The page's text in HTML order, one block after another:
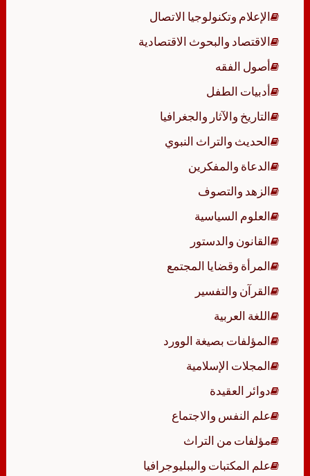
الإعلام وتكنولوجيا الاتصال
الاقتصاد والبحوث الاقتصادية
أصول الفقه
أدبيات الطفل
التاريخ والآثار والجغرافيا
الحديث والتراث النبوي
الدعاة والمفكرين
الزهد والتصوف
العلوم السياسية
القانون والدستور
المرأة وقضايا المجتمع
القرآن والتفسير
اللغة العربية
المؤلفات بصيغة الوورد
المجلات الإسلامية
دوائر العقيدة
علم النفس والاجتماع
مؤلفات من التراث
علم المكتبات والببليوجرافيا